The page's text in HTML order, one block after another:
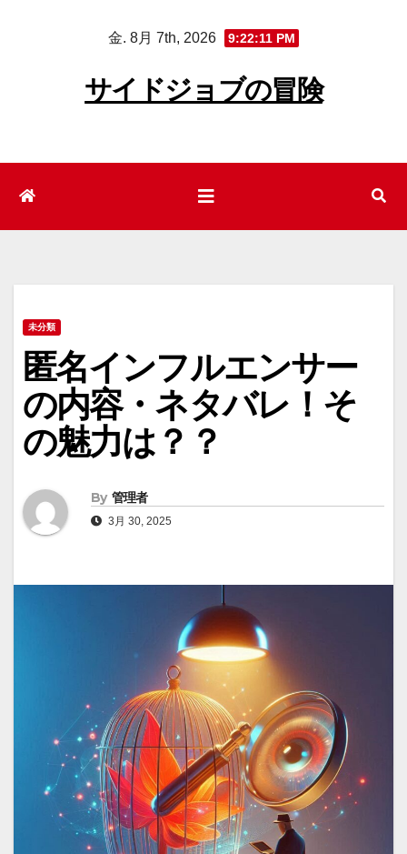
ッ
金. 8月 7th, 2026 9:22:12 PM
サイドジョブの冒険
未分類
匿名インフルエンサー
の内容・ネタバレ！そ
の魅力は？？
By 管理者
3月 30, 2025